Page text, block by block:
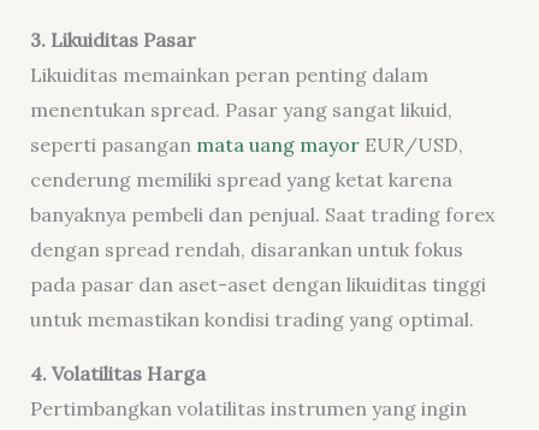
3. Likuiditas Pasar
Likuiditas memainkan peran penting dalam
menentukan spread. Pasar yang sangat likuid,
seperti pasangan mata uang mayorEUR/USD,
cenderung memiliki spread yang ketat karena
banyaknya pembeli dan penjual. Saat trading forex
dengan spread rendah, disarankan untuk fokus
pada pasar dan aset-aset dengan likuiditas tinggi
untuk memastikan kondisi trading yang optimal.
4. Volatilitas Harga
Pertimbangkan volatilitas instrumen yang ingin